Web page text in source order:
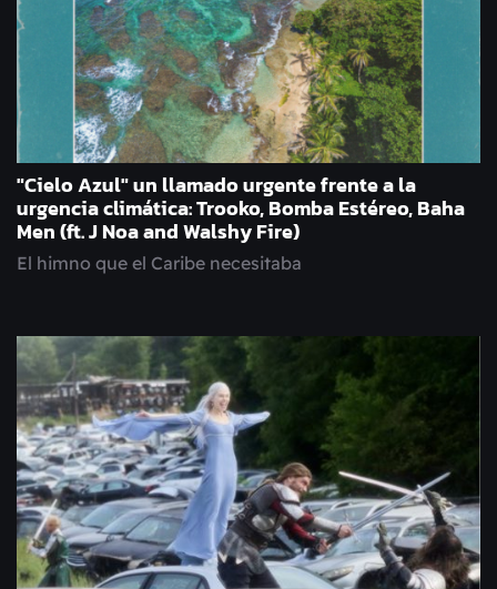
"Cielo Azul" un llamado urgente frente a la
urgencia climática: Trooko, Bomba Estéreo, Baha
Men (ft. J Noa and Walshy Fire)
El himno que el Caribe necesitaba